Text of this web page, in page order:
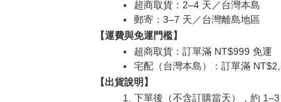
超商取貨：2–4 天／台灣本島
郵寄：3–7 天／台灣離島地區
【運費與免運門檻】
超商取貨：訂單滿 NT$999 免運
宅配（台灣本島）：訂單滿
【出貨說明】
下單後（不含訂購當天），約